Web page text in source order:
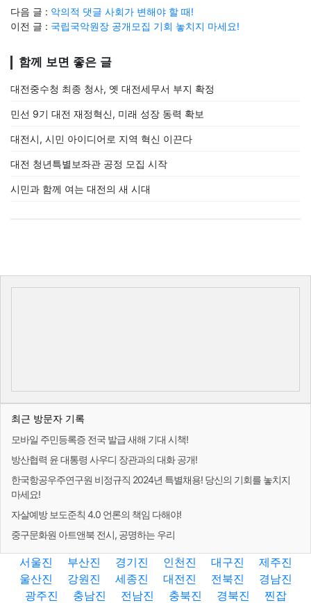
다음 글 : 악의적 댓글 사회가 변해야 할 때!
이전 글 : 국립국악원장 공개모집 기회 놓치지 마세요!
함께 보면 좋은 글
대전중수청 최종 청사, 옛 대전세무서 부지 확정
민선 9기 대전 재정혁신, 미래 성장 동력 확보
대전시, 시민 아이디어로 지역 혁신 이끈다
대전 청년특별보좌관 공정 모집 시작
시민과 함께 여는 대전의 새 시대
최근 방문자 기록
모바일 주민등록증 전국 발급 새해 기대 시책!
방산협력 윤 대통령 사우디 장관과의 대화 공개!
한국항공우주연구원 비정규직 2024년 특별채용! 당신의 기회를 놓치지
마세요!
자살예방 보도준칙 4.0 언론의 책임 다해야!
중구문화원 아트앤북 전시, 공명하는 우리
서울진 부산진 경기진 인천진 대구진
제주진
울산진
강원진 세종진 대전진 전북진
경남진
광주진
충남진 전남진 충북진 경북진 찐잡